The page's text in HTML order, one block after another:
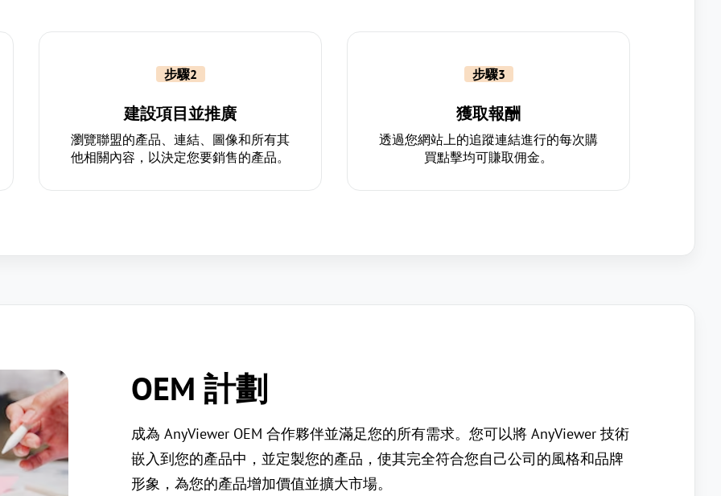
步驟2
建設項目並推廣
瀏覽聯盟的產品、連結、圖像和所有其
他相關內容，以決定您要銷售的產品。
步驟3
獲取報酬
透過您網站上的追蹤連結進行的每次購
買點擊均可賺取佣金。
OEM 計劃
成為 AnyViewer OEM 合作夥伴並滿足您的所有需求。您可以將 AnyViewer 技術
嵌入到您的產品中，並定製您的產品，使其完全符合您自己公司的風格和品牌
形象，為您的產品增加價值並擴大市場。